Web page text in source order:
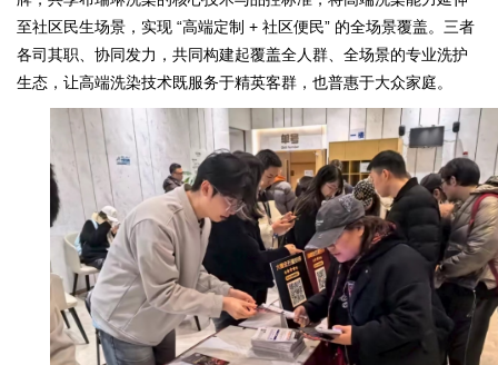
至社区民生场景，实现 “高端定制 + 社区便民” 的全场景覆盖。三者
各司其职、协同发力，共同构建起覆盖全人群、全场景的专业洗护
生态，让高端洗染技术既服务于精英客群，也普惠于大众家庭。